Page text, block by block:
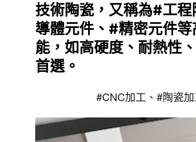
技術陶瓷，又稱為#工
導體元件、#精密元件
能，如高硬度、耐熱性
首選。
#CNC加工、#陶瓷